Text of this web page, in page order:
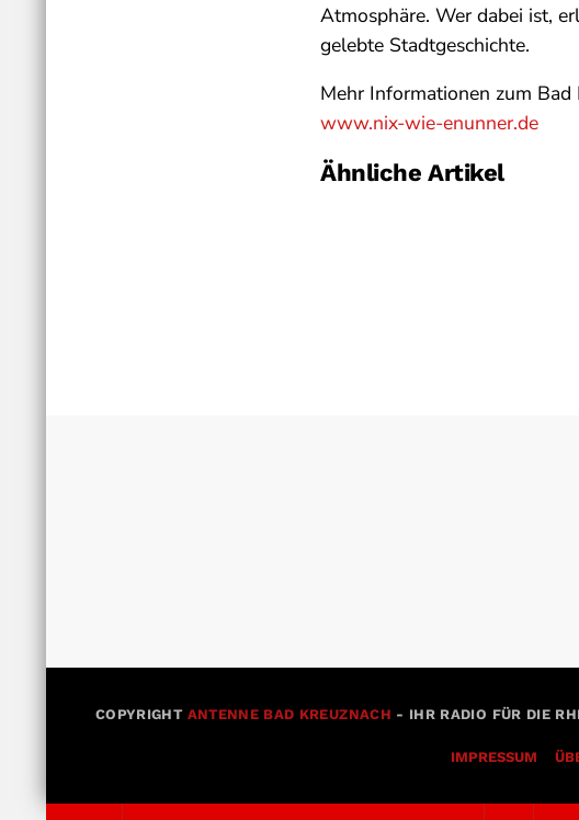
Atmosphäre. Wer dabei ist,
gelebte Stadtgeschichte.
Mehr Informationen zum
www.nix-wie-enunner.de
Ähnliche Artikel
COPYRIGHT ANTENNE BAD KREUZNACH - IHR RADIO FÜR DIE
IMPRESSUM